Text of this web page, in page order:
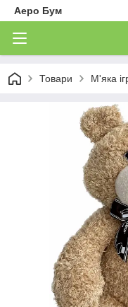
Аеро Бум
Товари М'яка